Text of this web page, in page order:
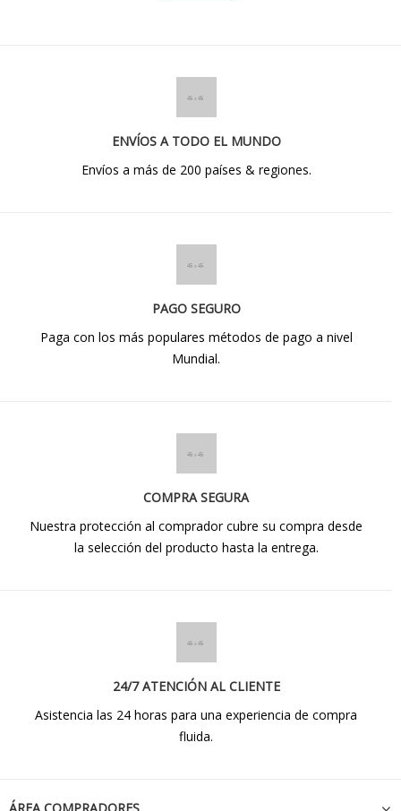
ENVÍOS A TODO EL MUNDO
Envíos a más de 200 países & regiones.
PAGO SEGURO
Paga con los más populares métodos de pago a nivel
Mundial.
COMPRA SEGURA
Nuestra protección al comprador cubre su compra desde
la selección del producto hasta la entrega.
24/7 ATENCIÓN AL CLIENTE
Asistencia las 24 horas para una experiencia de compra
fluida.